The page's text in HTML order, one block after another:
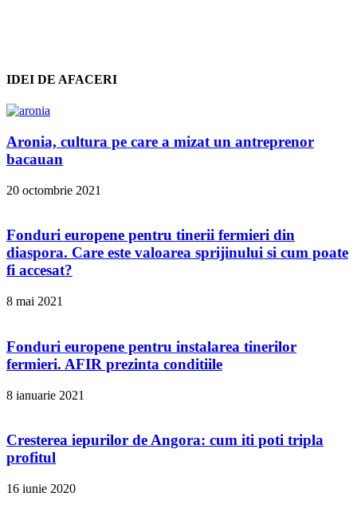
IDEI DE AFACERI
Aronia, cultura pe care a mizat un antreprenor
bacauan
20 octombrie 2021
Fonduri europene pentru tinerii fermieri din
diaspora. Care este valoarea sprijinului si cum poate
fi accesat?
8 mai 2021
Fonduri europene pentru instalarea tinerilor
fermieri. AFIR prezinta conditiile
8 ianuarie 2021
Cresterea iepurilor de Angora: cum iti poti tripla
profitul
16 iunie 2020